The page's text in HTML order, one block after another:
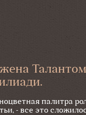
палитра
- все это